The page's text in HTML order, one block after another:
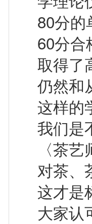
80分的
60分合
取得了
仍然和
这样的
我们是
〈茶
对茶、
这才是
大家认